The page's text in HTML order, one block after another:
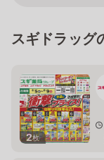
スギドラッグ
2枚